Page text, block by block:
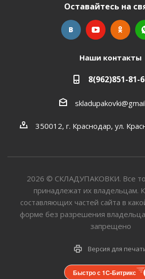
Оставайтесь на
Наши контакты
8(962)851-81-
350012, г. Краснодар, ул.
2026 © СКЛАДУПАКОВКИ. Все
принадлежат их владельцам.
составляющих частей сайта в
форме без разрешения владельца
запрещено
Версия для
Быстро с 1С-Битрикс